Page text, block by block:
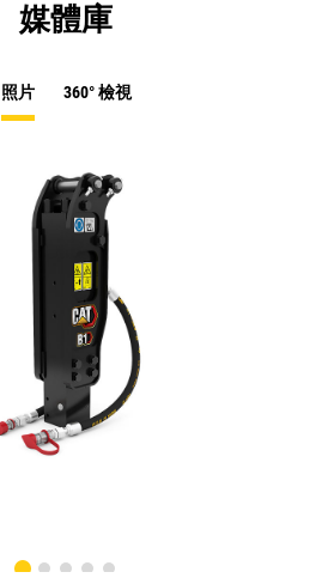
媒體庫
照片 360° 檢視